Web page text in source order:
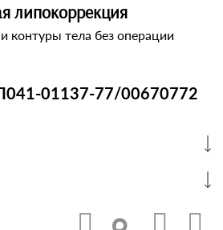
липокоррекция
тела без операции
01137-77/00670772